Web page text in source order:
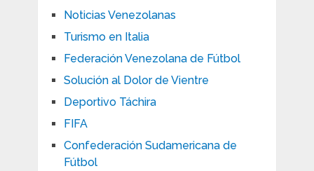
Noticias Venezolanas
Turismo en Italia
Federación Venezolana de Fútbol
Solución al Dolor de Vientre
Deportivo Táchira
FIFA
Confederación Sudamericana de
Fútbol